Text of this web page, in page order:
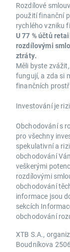
Rozdílové
použití finanční
rychlého vzniku
U 77 % účtů
rozdílovými
ztráty.
Měli byste
fungují, a zda si
finančních
Investování je
Obchodování s
pro všechny
spekulativní a
obchodování
veškerými
rozdílovými
obchodování
informace jsou
sekcích
obchodování
XTB S.A.,
Boudníkova